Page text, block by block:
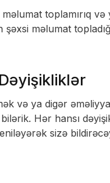
toplamırıq
məlumat
və ya digər
Hər hansı
sizə